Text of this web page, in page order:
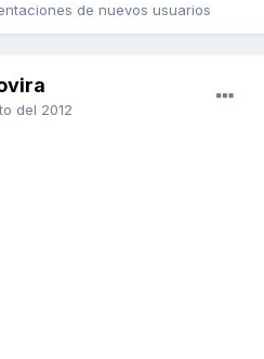
de nuevos usuarios
del 2012